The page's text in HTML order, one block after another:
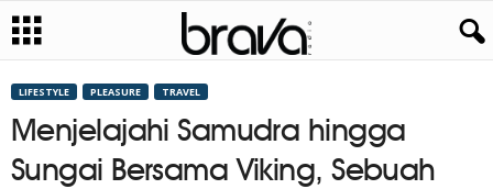
LIFESTYLE PLEASURE TRAVEL
Menjelajahi Samudra hingga
Sungai Bersama Viking, Sebuah